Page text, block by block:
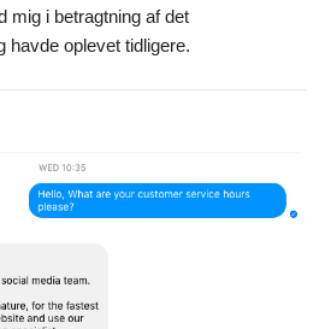
mig i betragtning af det
havde oplevet tidligere.